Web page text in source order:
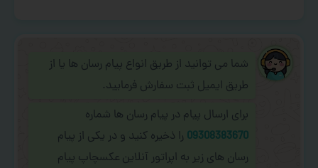
شما می توانید از طریق انواع پیام رسان ها یا از
طریق ایمیل ثبت سفارش فرمایید.
برای ارسال پیام در پیام رسان ها شماره
09308383670 را ذخیره کنید و در یکی از پیام
رسان های زیر به اپراتور آنلاین عکسچاپ پیام